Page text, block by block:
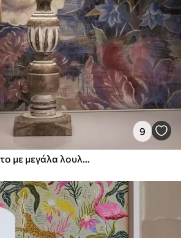
9
Ζωγραφικό μπουκέτο με μεγάλα λουλούδια σε βαθύ ινδικο φόντο